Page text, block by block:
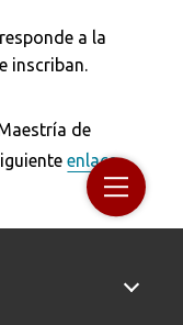
a la
inscriban.
de
enlace.